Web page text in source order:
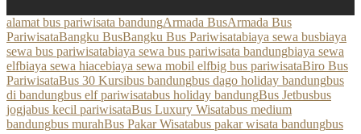
alamat bus pariwisata bandungArmada BusArmada Bus
PariwisataBangku BusBangku Bus Pariwisatabiaya sewa busbiaya
sewa bus pariwisatabiaya sewa bus pariwisata bandungbiaya sewa
elfbiaya sewa hiacebiaya sewa mobil elfbig bus pariwisataBiro Bus
PariwisataBus 30 Kursibus bandungbus dago holiday bandungbus
di bandungbus elf pariwisatabus holiday bandungBus Jetbusbus
jogjabus kecil pariwisataBus Luxury Wisatabus medium
bandungbus murahBus Pakar Wisatabus pakar wisata bandungbus